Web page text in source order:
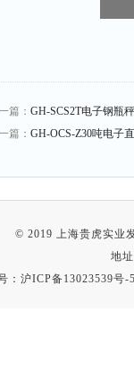
篇： GH-SCS2T电子钢瓶
篇： GH-OCS-Z30吨电子
© 2019 上海贵虎实业
地
：沪ICP备13023539号-